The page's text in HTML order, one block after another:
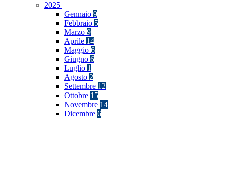
2025
Gennaio 9
Febbraio 5
Marzo 9
Aprile 14
Maggio 6
Giugno 6
Luglio 1
Agosto 2
Settembre 12
Ottobre 15
Novembre 14
Dicembre 6